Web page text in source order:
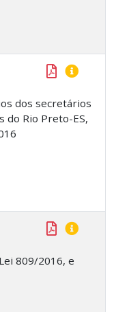
dos secretários
do Rio Preto-ES,
809/2016, e